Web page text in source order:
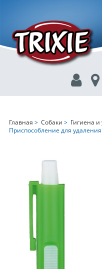
Главная > Собаки > Гигиена и
Приспособление для